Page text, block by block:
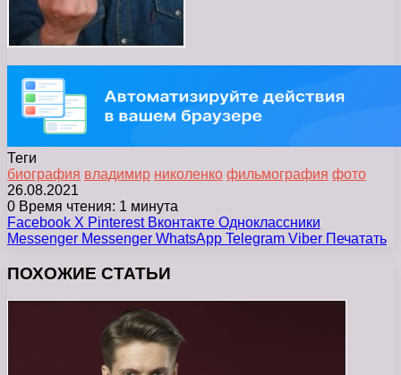
Теги
биография владимир николенко фильмография фото
26.08.2021
0 Время чтения: 1 минута
Facebook X Pinterest Вконтакте Одноклассники
Messenger Messenger WhatsApp Telegram Viber Печатать
ПОХОЖИЕ СТАТЬИ